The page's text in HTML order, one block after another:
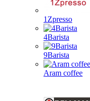
1Zpresso
4Barista
9Barista
Aram coffee